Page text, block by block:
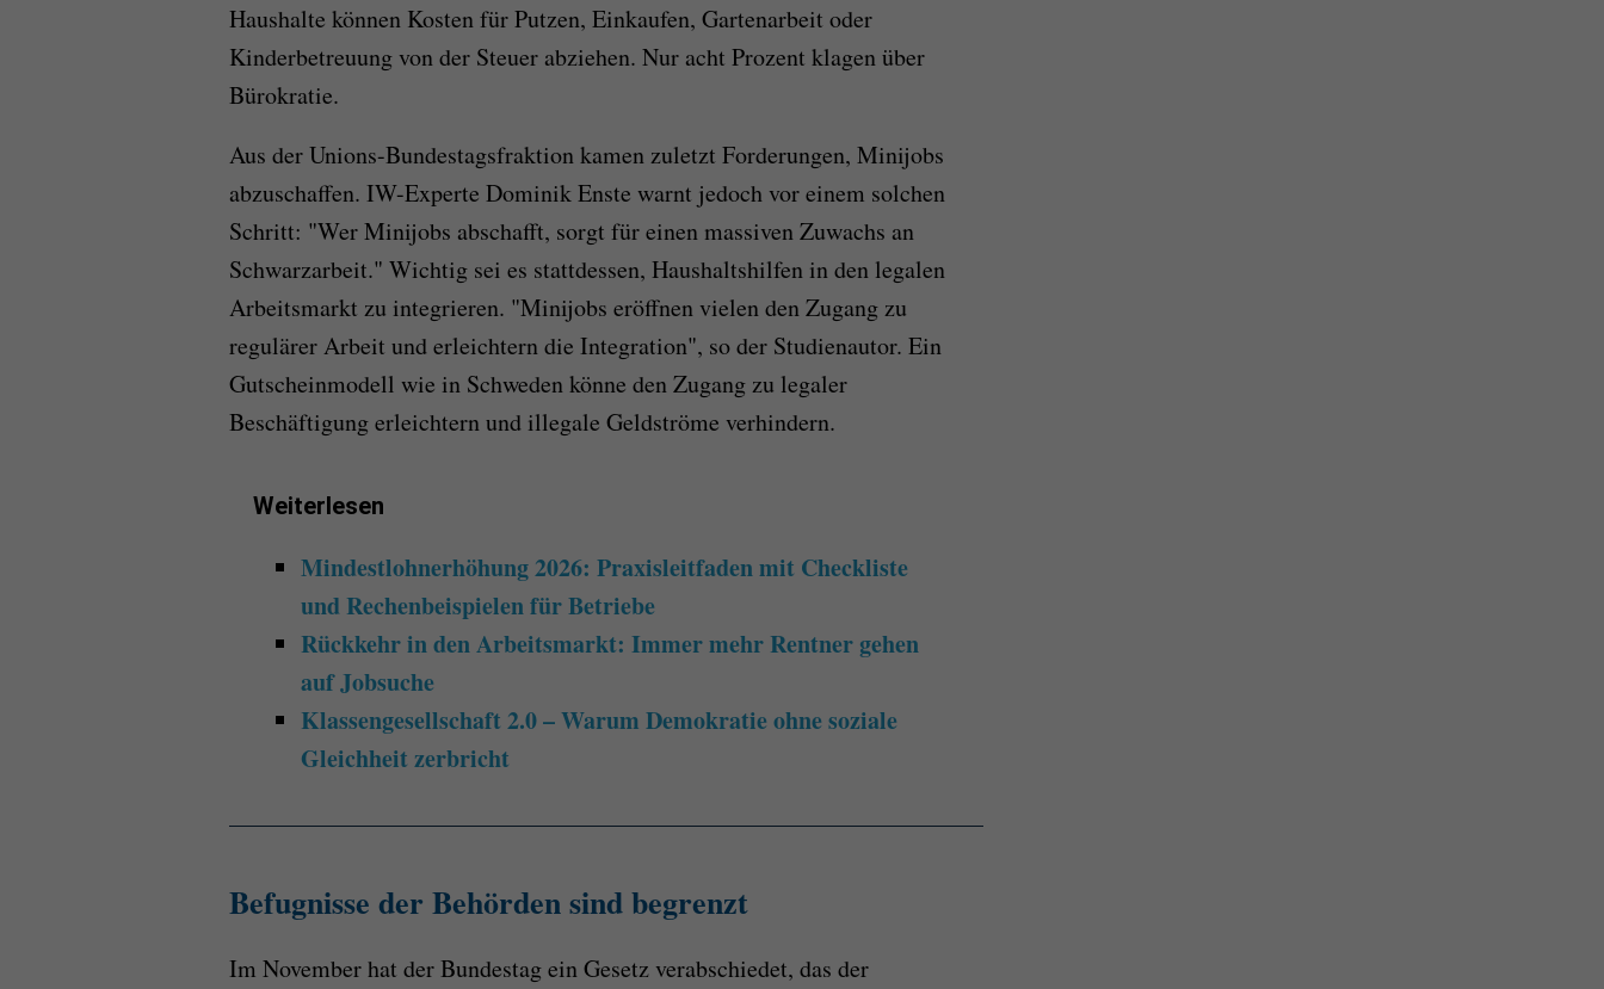
Haushalte können Kosten für Putzen, Einkaufen, Gartenarbeit oder
Kinderbetreuung von der Steuer abziehen. Nur acht Prozent klagen über
Bürokratie.
Aus der Unions-Bundestagsfraktion kamen zuletzt Forderungen, Minijobs
abzuschaffen. IW-Experte Dominik Enste warnt jedoch vor einem solchen
Schritt: "Wer Minijobs abschafft, sorgt für einen massiven Zuwachs an
Schwarzarbeit." Wichtig sei es stattdessen, Haushaltshilfen in den legalen
Arbeitsmarkt zu integrieren. "Minijobs eröffnen vielen den Zugang zu
regulärer Arbeit und erleichtern die Integration", so der Studienautor. Ein
Gutscheinmodell wie in Schweden könne den Zugang zu legaler
Beschäftigung erleichtern und illegale Geldströme verhindern.
Weiterlesen
Mindestlohnerhöhung 2026: Praxisleitfaden mit Checkliste
und Rechenbeispielen für Betriebe
Rückkehr in den Arbeitsmarkt: Immer mehr Rentner gehen
auf Jobsuche
Klassengesellschaft 2.0 – Warum Demokratie ohne soziale
Gleichheit zerbricht
Befugnisse der Behörden sind begrenzt
Im November hat der Bundestag ein Gesetz verabschiedet, das der